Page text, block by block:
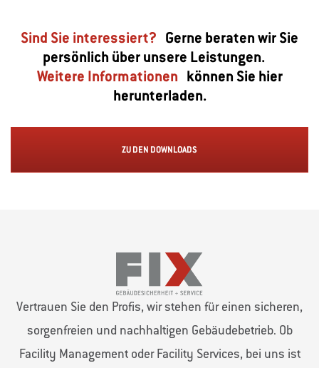
Sind Sie interessiert? Gerne beraten wir Sie
persönlich über unsere Leistungen.
Weitere Informationen können Sie hier
herunterladen.
ZU DEN DOWNLOADS
Vertrauen Sie den Profis, wir stehen für einen sicheren,
sorgenfreien und nachhaltigen Gebäudebetrieb. Ob
Facility Management oder Facility Services, bei uns ist